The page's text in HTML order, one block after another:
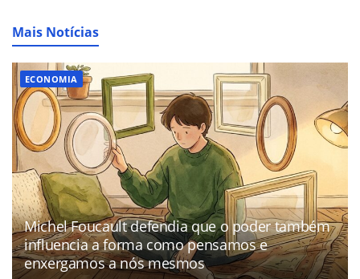
Mais Notícias
ECONOMIA
Michel Foucault defendia que o poder também
influencia a forma como pensamos e
enxergamos a nós mesmos